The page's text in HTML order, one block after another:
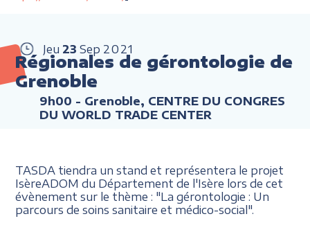
Jeu 23 Sep 2021
Régionales de gérontologie de
Grenoble
9h00 - Grenoble, CENTRE DU CONGRES
DU WORLD TRADE CENTER
TASDA tiendra un stand et représentera le projet
IsèreADOM du Département de l'Isère lors de cet
évènement sur le thème : "La gérontologie : Un
parcours de soins sanitaire et médico-social".